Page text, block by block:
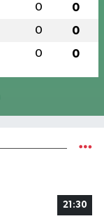
0 0
0 0
0 0
21:30